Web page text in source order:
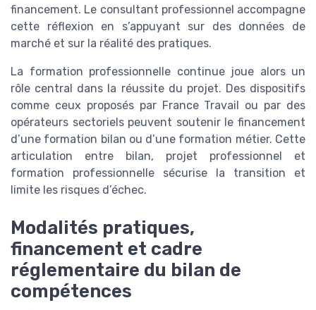
financement. Le consultant professionnel accompagne
cette réflexion en s’appuyant sur des données de
marché et sur la réalité des pratiques.
La formation professionnelle continue joue alors un
rôle central dans la réussite du projet. Des dispositifs
comme ceux proposés par France Travail ou par des
opérateurs sectoriels peuvent soutenir le financement
d’une formation bilan ou d’une formation métier. Cette
articulation entre bilan, projet professionnel et
formation professionnelle sécurise la transition et
limite les risques d’échec.
Modalités pratiques,
financement et cadre
réglementaire du bilan de
compétences